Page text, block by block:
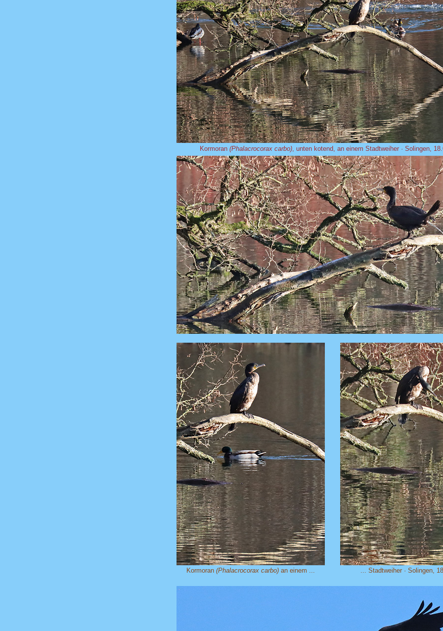
Kormoran (Phalacrocorax carbo), unten kotend, an einem Stadtweiher · Solingen,
Kormoran (Phalacrocorax carbo)an einem ... ... Stadtweiher · Solingen,